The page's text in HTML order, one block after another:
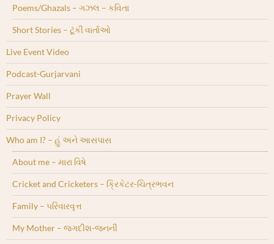
Poems/Ghazals – ગઝલ – કવિતા
Short Stories – ટૂંકી વાર્તાઓ
Live Event Video
Podcast-Gurjarvani
Prayer Wall
Privacy Policy
Who am I? – હું અને આસપાસ
About me – મારા વિષે
Cricket and Cricketers – ક્રિકેટર-ચિત્રભવન
Family – પરિવારવૃત્ત
My Mother – જગદીશ-જનની